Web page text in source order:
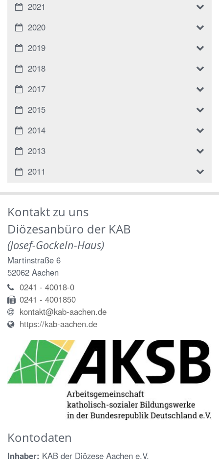
2021
2020
2019
2018
2017
2015
2014
2013
2011
Kontakt zu uns
Diözesanbüro der KAB
(Josef-Gockeln-Haus)
Martinstraße 6
52062 Aachen
0241 - 40018-0
0241 - 4001850
kontakt@kab-aachen.de
https://kab-aachen.de
Kontodaten
Inhaber: KAB der Diözese Aachen e.V.